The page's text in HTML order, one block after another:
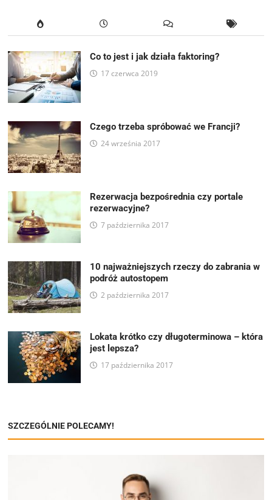
Co to jest i jak działa faktoring?
17 czerwca 2019
Czego trzeba spróbować we Francji?
24 września 2017
Rezerwacja bezpośrednia czy portale
rezerwacyjne?
7 października 2017
10 najważniejszych rzeczy do zabrania w
podróż autostopem
2 października 2017
Lokata krótko czy długoterminowa – która
jest lepsza?
17 października 2017
SZCZEGÓLNIE POLECAMY!